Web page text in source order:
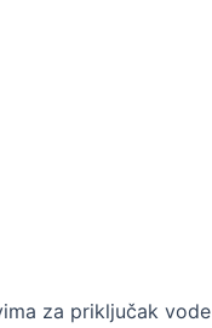
za priključak vode